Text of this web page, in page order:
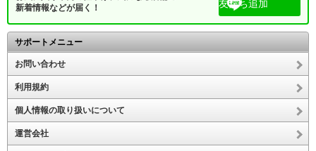
新着情報などが届く！
友だち追加
サポートメニュー
お問い合わせ
利用規約
個人情報の取り扱いについて
運営会社